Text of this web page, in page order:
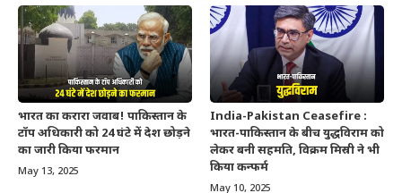
भारत का करारा जवाब! पाकिस्तान के
टॉप अधिकारी को 24 घंटे में देश छोड़ने
का जारी किया फरमान
May 13, 2025
India-Pakistan Ceasefire :
भारत-पाकिस्तान के बीच युद्धविराम को
लेकर बनी सहमति, विक्रम मिस्री ने भी
किया कन्फर्म
May 10, 2025